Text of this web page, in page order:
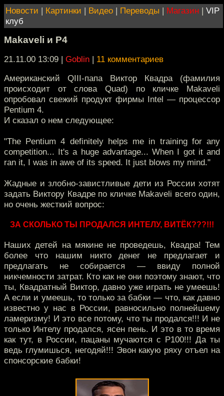
Новости | Картинки | Видео | Переводы | Магазин | VIP
клуб
Makaveli и Р4
21.11.00 13:09 | Goblin | 11 комментариев
Американский QIII-папа Виктор Квадра (фамилия
происходит от слова Quad) по кличке Makaveli
опробовал свежий продукт фирмы Intel — процессор
Pentium 4.
И сказал о нем следующее:
"The Pentium 4 definitely helps me in training for any
competition... It's a huge advantage... When I got it and
ran it, I was in awe of its speed. It just blows my mind."
Жадные и злобно-завистливые дети из России хотят
задать Виктору Квадре по кличке Makaveli всего один,
но очень жесткий вопрос:
ЗА СКОЛЬКО ТЫ ПРОДАЛСЯ ИНТЕЛУ, ВИТЁК???!!!
Наших детей на мякине не проведешь, Квадра! Тем
более что нашим никто денег не предлагает и
предлагать не собирается — ввиду полной
никчемности затрат. Кто как не они поэтому знают, что
ты, Квадратный Виктор, давно уже играть не умеешь!
А если и умеешь, то только за бабки — что, как давно
известно у нас в России, равносильно полнейшему
ламеризму! И это все потому, что ты продался!!! И не
только Интелу продался, ясен пень. И это в то время
как тут, в России, пацаны мучаются с Р100!!! Да ты
ведь глумишься, негодяй!!! Эвон какую ряху отъел на
спонсорские бабки!